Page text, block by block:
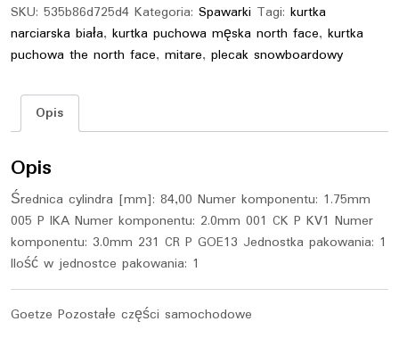
SKU: 535b86d725d4 Kategoria: Spawarki Tagi: kurtka
narciarska biała, kurtka puchowa męska north face, kurtka
puchowa the north face, mitare, plecak snowboardowy
Opis
Opis
Średnica cylindra [mm]: 84,00 Numer komponentu: 1.75mm
005 P IKA Numer komponentu: 2.0mm 001 CK P KV1 Numer
komponentu: 3.0mm 231 CR P GOE13 Jednostka pakowania: 1
Ilość w jednostce pakowania: 1
Goetze Pozostałe części samochodowe